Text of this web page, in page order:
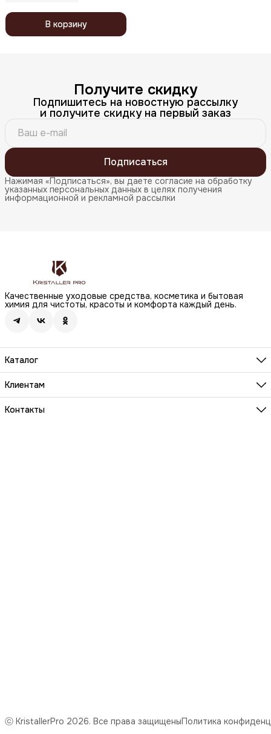
В корзину
Получите скидку
Подпишитесь на новостную рассылку
и получите скидку на первый заказ
Подписаться
Нажимая «Подписаться», вы даете согласие на обработку
указанных персональных данных в целях получения
информационной и рекламной рассылки
Качественные уходовые средства, косметика и бытовая
химия для чистоты, красоты и комфорта каждый день.
Каталог
Бренды
Волосы
Макияж
Клиентам
О компании
Реквизиты
Контакты
ⓒ KristallerPro 2026. Все права защищеныПолитика